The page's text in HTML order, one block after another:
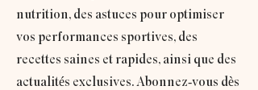
nutrition, des astuces pour optimiser
vos performances sportives, des
recettes saines et rapides, ainsi que des
actualités exclusives. Abonnez-vous dès